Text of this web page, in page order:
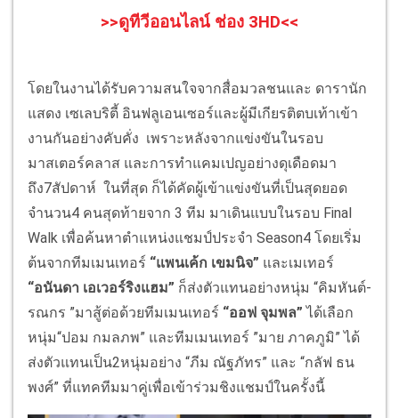
>>ดูทีวีออนไลน์ ช่อง 3HD<<
โดยในงานได้รับความสนใจจากสื่อมวลชนและ ดารานัก
แสดง เซเลบริตี้ อินฟลูเอนเซอร์และผู้มีเกียรติตบเท้าเข้า
งานกันอย่างคับคั่ง เพราะหลังจากแข่งขันในรอบ
มาสเตอร์คลาส และการทำแคมเปญอย่างดุเดือดมา
ถึง7สัปดาห์ ในที่สุด ก็ได้คัดผู้เข้าแข่งขันที่เป็นสุดยอด
จำนวน4 คนสุดท้ายจาก 3 ทีม มาเดินแบบในรอบ Final
Walk เพื่อค้นหาตำแหน่งแชมป์ประจำ Season4 โดยเริ่ม
ต้นจากทีมเมนเทอร์ “แพนเค้ก เขมนิจ” และเมเทอร์
“อนันดา เอเวอร์ริงแฮม” ก็ส่งตัวแทนอย่างหนุ่ม “คิมหันต์-
รณกร ”มาสู้ต่อด้วยทีมเมนเทอร์ “ออฟ จุมพล”ได้เลือก
หนุ่ม“ปอม กมลภพ” และทีมเมนเทอร์ ”มาย ภาคภูมิ” ได้
ส่งตัวแทนเป็น2หนุ่มอย่าง “ภีม ณัฐภัทร” และ “กลัฟ ธน
พงศ์” ที่แทคทีมมาคู่เพื่อเข้าร่วมชิงแชมป์ในครั้งนี้